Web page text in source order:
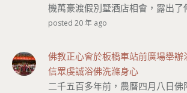
機萬豪渡假別墅酒店相會，露出了
posted 20 年 ago
佛教正心會於板橋車站前廣場舉辦
信眾虔誠浴佛洗滌身心
二千五百多年前，農曆四月八日